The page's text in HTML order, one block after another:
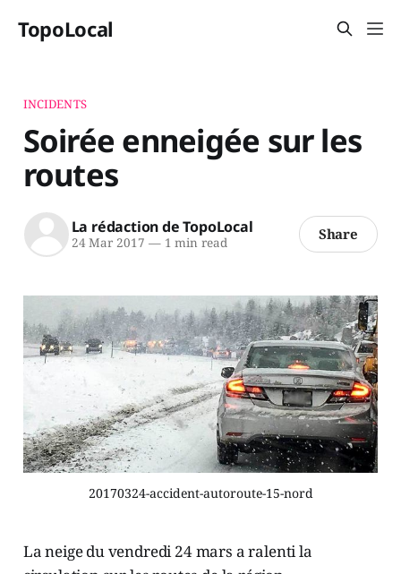
TopoLocal
INCIDENTS
Soirée enneigée sur les
routes
La rédaction de TopoLocal
24 Mar 2017 —1 min read Share
20170324-accident-autoroute-15-nord
La neige du vendredi 24 mars a ralenti la